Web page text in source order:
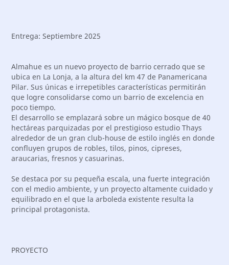
Entrega: Septiembre 2025
Almahue es un nuevo proyecto de barrio cerrado que se
ubica en La Lonja, a la altura del km 47 de Panamericana
Pilar. Sus únicas e irrepetibles características permitirán
que logre consolidarse como un barrio de excelencia en
poco tiempo.
El desarrollo se emplazará sobre un mágico bosque de 40
hectáreas parquizadas por el prestigioso estudio Thays
alrededor de un gran club-house de estilo inglés en donde
confluyen grupos de robles, tilos, pinos, cipreses,
araucarias, fresnos y casuarinas.
Se destaca por su pequeña escala, una fuerte integración
con el medio ambiente, y un proyecto altamente cuidado y
equilibrado en el que la arboleda existente resulta la
principal protagonista.
PROYECTO